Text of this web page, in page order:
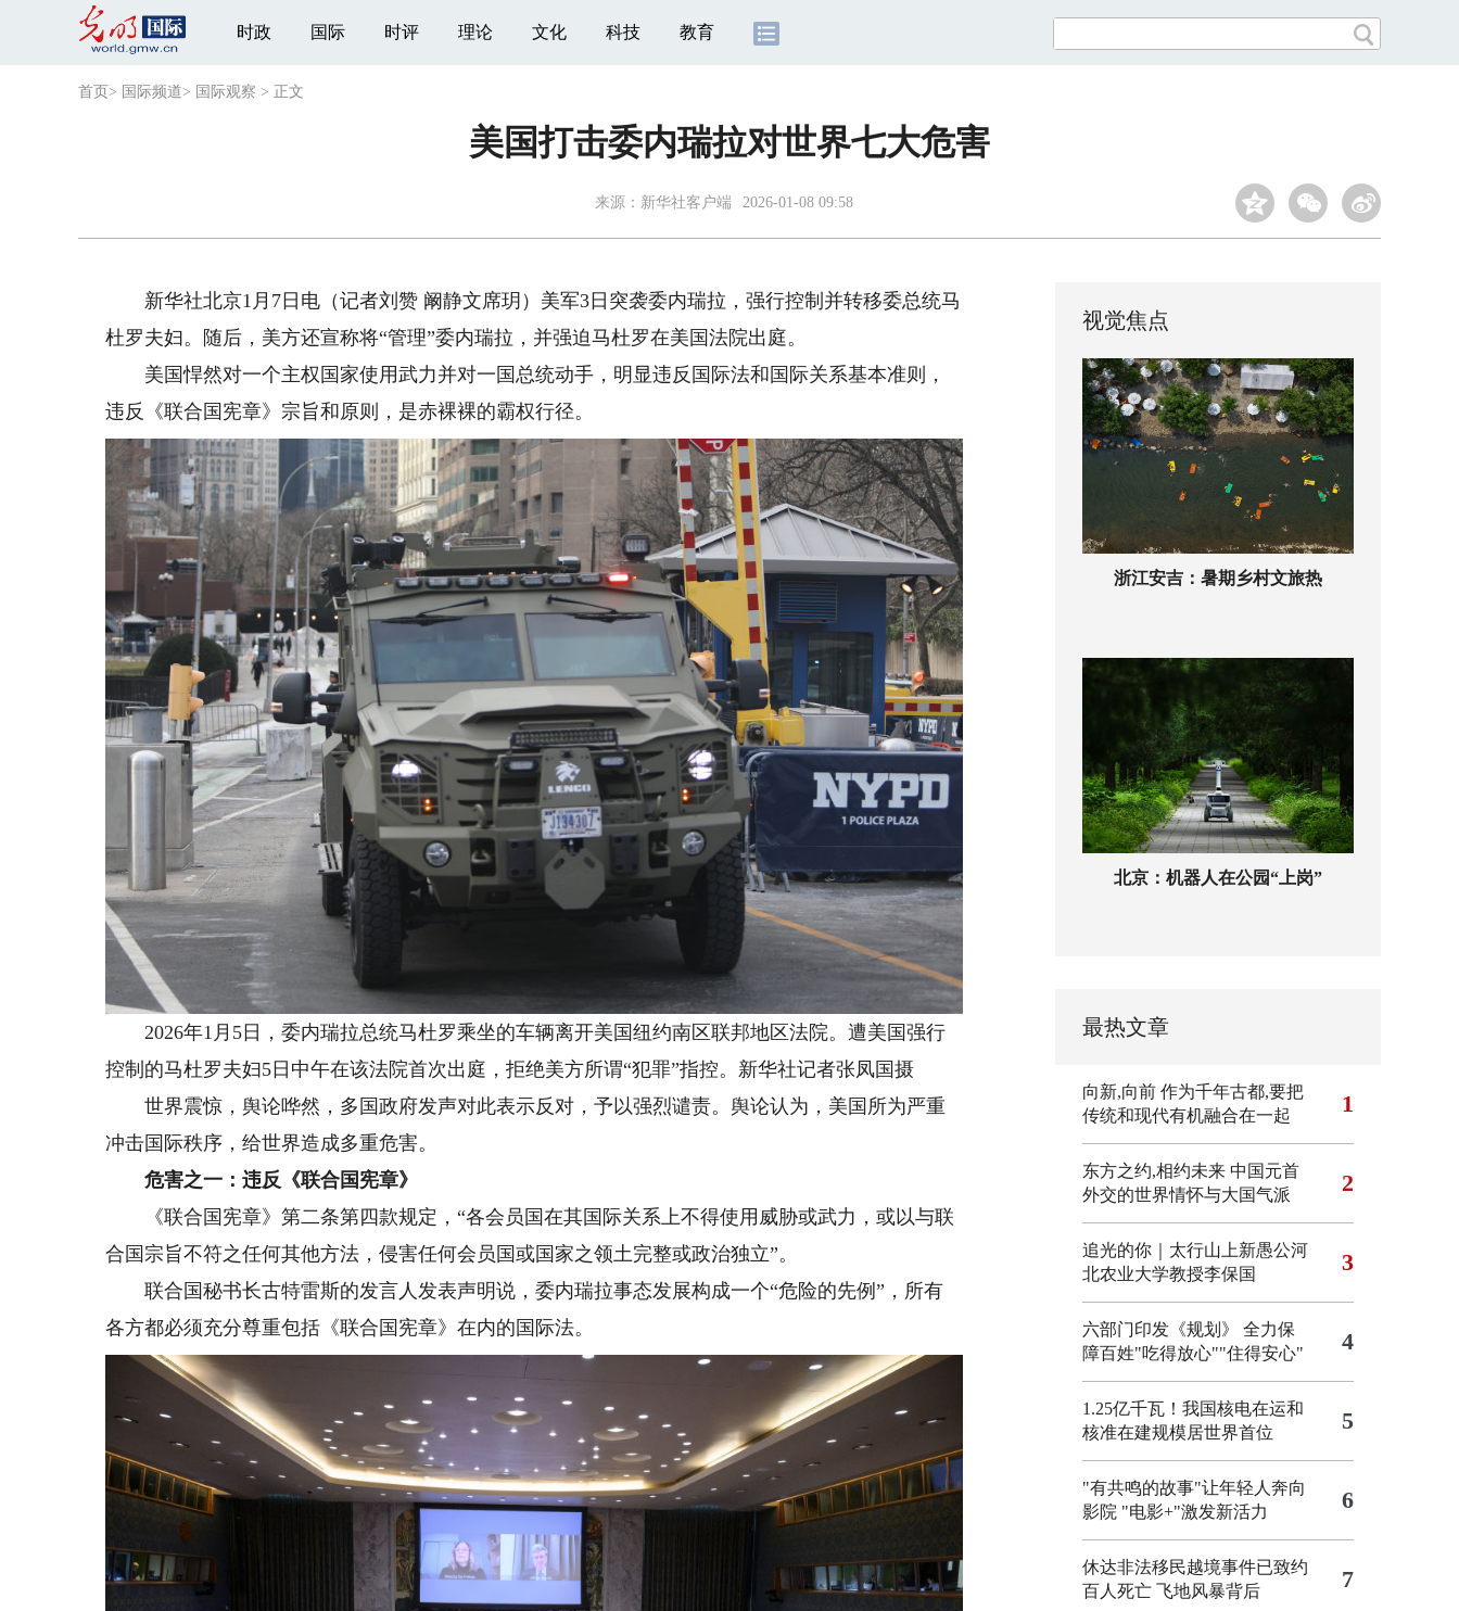
时政 国际 时评 理论 文化 科技 教育
首页 > 国际频道> 国际观察 > 正文
美国打击委内瑞拉对世界七大危害
来源： 新华社客户端 2026-01-08 09:58
新华社北京1月7日电（记者刘赞 阚静文席玥）美军3日突袭委内瑞拉，强行控制并转移委总统马
杜罗夫妇。随后，美方还宣称将“管理”委内瑞拉，并强迫马杜罗在美国法院出庭。
美国悍然对一个主权国家使用武力并对一国总统动手，明显违反国际法和国际关系基本准则，
违反《联合国宪章》宗旨和原则，是赤裸裸的霸权行径。
2026年1月5日，委内瑞拉总统马杜罗乘坐的车辆离开美国纽约南区联邦地区法院。遭美国强行
控制的马杜罗夫妇5日中午在该法院首次出庭，拒绝美方所谓“犯罪”指控。新华社记者张凤国摄
世界震惊，舆论哗然，多国政府发声对此表示反对，予以强烈谴责。舆论认为，美国所为严重
冲击国际秩序，给世界造成多重危害。
危害之一：违反《联合国宪章》
《联合国宪章》第二条第四款规定，“各会员国在其国际关系上不得使用威胁或武力，或以与联
合国宗旨不符之任何其他方法，侵害任何会员国或国家之领土完整或政治独立”。
联合国秘书长古特雷斯的发言人发表声明说，委内瑞拉事态发展构成一个“危险的先例”，所有
各方都必须充分尊重包括《联合国宪章》在内的国际法。
视觉焦点
浙江安吉：暑期乡村文旅热
北京：机器人在公园“上岗”
最热文章
向新,向前 作为千年古都,要把
传统和现代有机融合在一起
1
东方之约,相约未来 中国元首
外交的世界情怀与大国气派
2
追光的你｜太行山上新愚公河
北农业大学教授李保国
3
六部门印发《规划》 全力保
障百姓"吃得放心""住得安心"
4
1.25亿千瓦！我国核电在运和
核准在建规模居世界首位
5
"有共鸣的故事"让年轻人奔向
影院 "电影+"激发新活力 6
休达非法移民越境事件已致约
百人死亡 飞地风暴背后 7